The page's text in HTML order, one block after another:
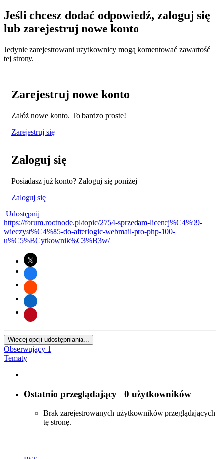
Jeśli chcesz dodać odpowiedź, zaloguj się
lub zarejestruj nowe konto
Jedynie zarejestrowani użytkownicy mogą komentować zawartość
tej strony.
Zarejestruj nowe konto
Załóż nowe konto. To bardzo proste!
Zarejestruj się
Zaloguj się
Posiadasz już konto? Zaloguj się poniżej.
Zaloguj się
Udostępnij
https://forum.rootnode.pl/topic/2754-sprzedam-licencj%C4%99-
wieczyst%C4%85-do-afterlogic-webmail-pro-php-100-
u%C5%BCytkownik%C3%B3w/
Więcej opcji udostępniania...
Obserwujący 1
Tematy
Ostatnio przeglądający 0 użytkowników
Brak zarejestrowanych użytkowników przeglądających
tę stronę.